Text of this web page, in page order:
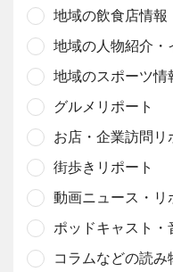
地域の飲食店情報
地域の人物紹介・
地域のスポーツ情
グルメリポート
お店・企業訪問リ
街歩きリポート
動画ニュース・リ
ポッドキャスト・
コラムなどの読み